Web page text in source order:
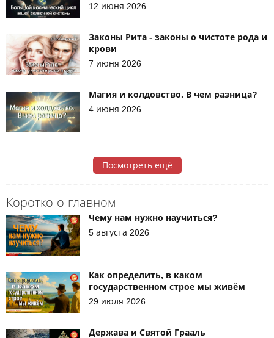
Коротко о главном
Чему нам нужно научиться?
5 августа 2026
Как определить, в каком
государственном строе мы живём
29 июля 2026
Держава и Святой Грааль
12 июня 2026
Законы Рита - законы о чистоте рода и
крови
7 июня 2026
Магия и колдовство. В чем разница?
4 июня 2026
Посмотреть ещё